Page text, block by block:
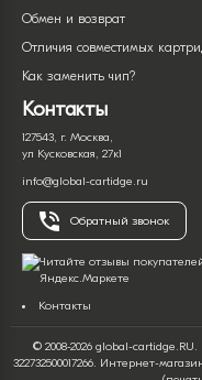
Обмен и возврат
Отличия совместимых
Как заменить чип?
Контакты
127543, г. Москва,
ул Кусковская, 27к1
info@global-cartidge.ru
Обратный звонок
Контакты
© 2008-2026 global-
322732500017266. Интернет-